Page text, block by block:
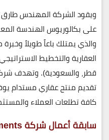
ويقود الشركةالمهندس طارق
على بكالوريوس الهندسة
والذي يمتلك باعاً طويلاً
العقارية والتخطيط
قطر، والسعودية). وتهدف
تقديم منتج عقاري مستدام
كافة تطلعات العملاء
سابقة أعمال شركة Juzur Developments